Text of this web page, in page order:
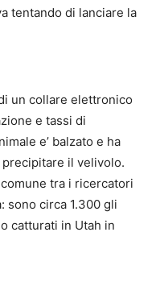
tentando di lanciare la
un collare elettronico
e tassi di
e’ balzato e ha
il velivolo.
tra i ricercatori
sono circa 1.300 gli
catturati in Utah in